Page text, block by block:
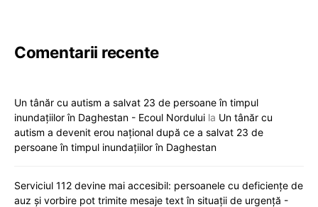
Comentarii recente
Un tânăr cu autism a salvat 23 de persoane în timpul
inundațiilor în Daghestan - Ecoul Nordului la Un tânăr cu
autism a devenit erou național după ce a salvat 23 de
persoane în timpul inundațiilor în Daghestan
Serviciul 112 devine mai accesibil: persoanele cu deficiențe de
auz și vorbire pot trimite mesaje text în situații de urgență -